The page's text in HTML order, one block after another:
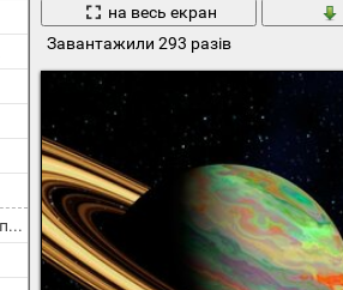
Кораблі морський транспорт
на весь екран
Завантажили 293 разів